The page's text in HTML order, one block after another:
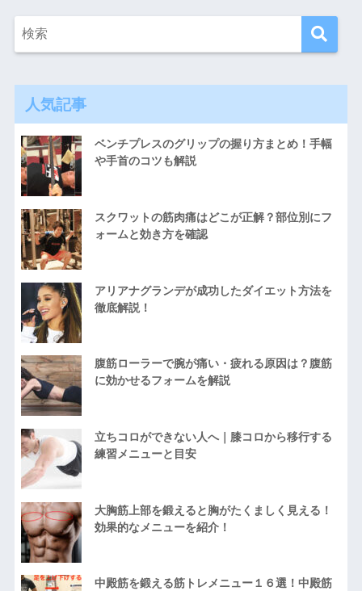
人気記事
ベンチプレスのグリップの握り方まとめ！手幅
や手首のコツも解説
スクワットの筋肉痛はどこが正解？部位別にフ
ォームと効き方を確認
アリアナグランデが成功したダイエット方法を
徹底解説！
腹筋ローラーで腕が痛い・疲れる原因は？腹筋
に効かせるフォームを解説
立ちコロができない人へ｜膝コロから移行する
練習メニューと目安
大胸筋上部を鍛えると胸がたくましく見える！
効果的なメニューを紹介！
中殿筋を鍛える筋トレメニュー１６選！中殿筋